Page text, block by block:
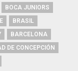
BOCA JUNIORS
BRASIL
BARCELONA
DE CONCEPCIÓN